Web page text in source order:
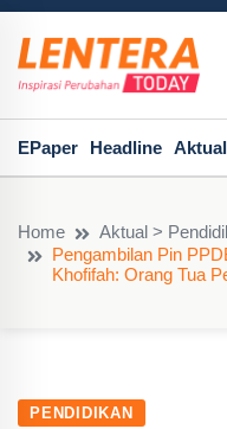
EPaper Headline Aktual
Home
Aktual >
Pengambilan Pin
Khofifah: Orang Tua
PENDIDIKAN